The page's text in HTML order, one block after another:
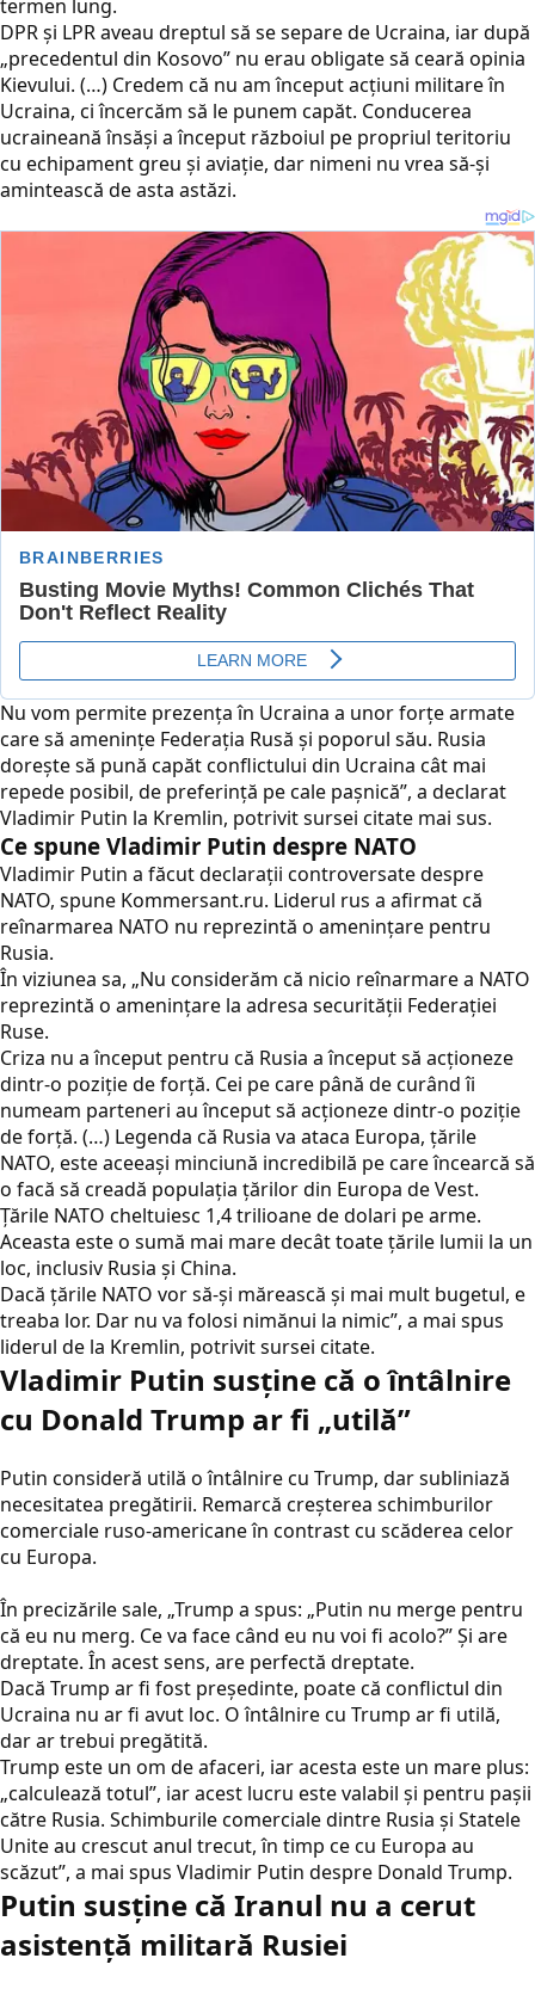
termen lung.
DPR și LPR aveau dreptul să se separe de Ucraina, iar după
„precedentul din Kosovo” nu erau obligate să ceară opinia
Kievului. (…) Credem că nu am început acțiuni militare în
Ucraina, ci încercăm să le punem capăt. Conducerea
ucraineană însăși a început războiul pe propriul teritoriu
cu echipament greu și aviație, dar nimeni nu vrea să-și
amintească de asta astăzi.
Nu vom permite prezența în Ucraina a unor forțe armate
care să amenințe Federația Rusă și poporul său. Rusia
dorește să pună capăt conflictului din Ucraina cât mai
repede posibil, de preferință pe cale pașnică”, a declarat
Vladimir Putin la Kremlin, potrivit sursei citate mai sus.
Ce spune Vladimir Putin despre NATO
Vladimir Putin a făcut declarații controversate despre
NATO, spune Kommersant.ru. Liderul rus a afirmat că
reînarmarea NATO nu reprezintă o amenințare pentru
Rusia.
În viziunea sa, „Nu considerăm că nicio reînarmare a NATO
reprezintă o amenințare la adresa securității Federației
Ruse.
Criza nu a început pentru că Rusia a început să acționeze
dintr-o poziție de forță. Cei pe care până de curând îi
numeam parteneri au început să acționeze dintr-o poziție
de forță. (…) Legenda că Rusia va ataca Europa, țările
NATO, este aceeași minciună incredibilă pe care încearcă să
o facă să creadă populația țărilor din Europa de Vest.
Țările NATO cheltuiesc 1,4 trilioane de dolari pe arme.
Aceasta este o sumă mai mare decât toate țările lumii la un
loc, inclusiv Rusia și China.
Dacă țările NATO vor să-și mărească și mai mult bugetul, e
treaba lor. Dar nu va folosi nimănui la nimic”, a mai spus
liderul de la Kremlin, potrivit sursei citate.
Vladimir Putin susține că o întâlnire
cu Donald Trump ar fi „utilă”
Putin consideră utilă o întâlnire cu Trump, dar subliniază
necesitatea pregătirii. Remarcă creșterea schimburilor
comerciale ruso-americane în contrast cu scăderea celor
cu Europa.
În precizările sale, „Trump a spus: „Putin nu merge pentru
că eu nu merg. Ce va face când eu nu voi fi acolo?” Și are
dreptate. În acest sens, are perfectă dreptate.
Dacă Trump ar fi fost președinte, poate că conflictul din
Ucraina nu ar fi avut loc. O întâlnire cu Trump ar fi utilă,
dar ar trebui pregătită.
Trump este un om de afaceri, iar acesta este un mare plus:
„calculează totul”, iar acest lucru este valabil și pentru pașii
către Rusia. Schimburile comerciale dintre Rusia și Statele
Unite au crescut anul trecut, în timp ce cu Europa au
scăzut”, a mai spus Vladimir Putin despre Donald Trump.
Putin susține că Iranul nu a cerut
asistență militară Rusiei